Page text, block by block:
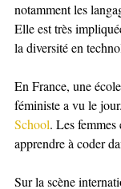
notamment les
Elle est très
la diversité en
En France, une
féministe a vu le
School. Les femmes
apprendre à coder
Sur la scène